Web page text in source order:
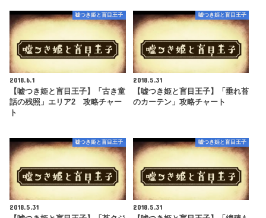
嘘つき姫と盲目王子
2018.6.1
【嘘つき姫と盲目王子】「古き童
話の残照」エリア2 攻略チャー
ト
嘘つき姫と盲目王子
2018.5.31
【嘘つき姫と盲目王子】「垂れ苔
のカーテン」攻略チャート
嘘つき姫と盲目王子
2018.5.31
嘘つき姫と盲目王子
2018.5.31